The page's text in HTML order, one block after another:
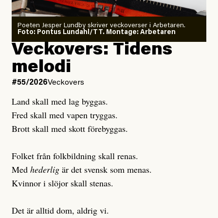
Publicerad6 August, 2026
Uppdaterad7 August, 2026
Joel Kellgren
Publicerad3 August, 2026
Uppdaterad3 August, 2026
Poeten Jesper Lundby skriver veckoverser i Arbetaren.
Foto: Pontus Lundahl/TT. Montage: Arbetaren
Veckovers: Tidens
melodi
#55/2026Veckovers
Land skall med lag byggas.
Fred skall med vapen tryggas.
Brott skall med skott förebyggas.
Folket från folkbildning skall renas.
Med hederlig är det svensk som menas.
Kvinnor i slöjor skall stenas.
Det är alltid dom, aldrig vi.